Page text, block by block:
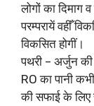
लोगों का दिमाग
परम्परायें वहीँ
विकसित होगीं।
पथरी – अर्जुन
RO का पानी
की सफाई के